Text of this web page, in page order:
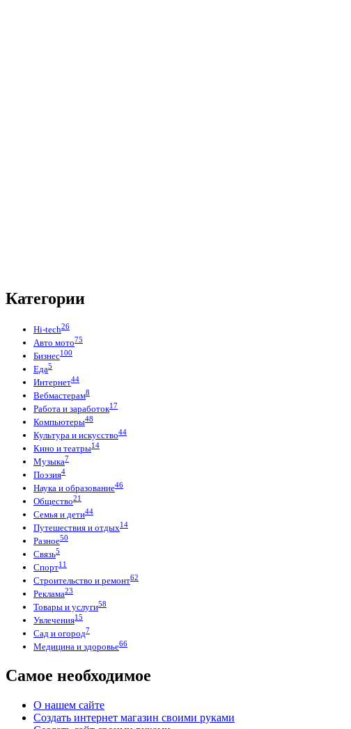
Категории
Hi-tech26
Авто мото75
Бизнес100
Еда5
Интернет44
Вебмастерам8
Работа и заработок17
Компьютеры48
Культура и искусство44
Кино и театры14
Музыка7
Поэзия4
Наука и образование46
Общество21
Семья и дети44
Путешествия и отдых14
Разное50
Связь5
Спорт11
Строительство и ремонт62
Реклама23
Товары и услуги58
Увлечения15
Сад и огород7
Медицина и здоровье66
Самое необходимое
О нашем сайте
Создать интернет магазин своими руками